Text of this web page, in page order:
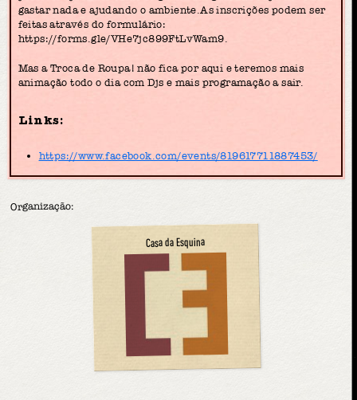
gastar nada e ajudando o ambiente.As inscrições podem ser
feitas através do formulário:
https://forms.gle/VHe7jc899FtLvWam9.
Mas a Troca de Roupa! não fica por aqui e teremos mais
animação todo o dia com Djs e mais programação a sair.
Links:
https://www.facebook.com/events/819617711887453/
Organização:
Casa da Esquina